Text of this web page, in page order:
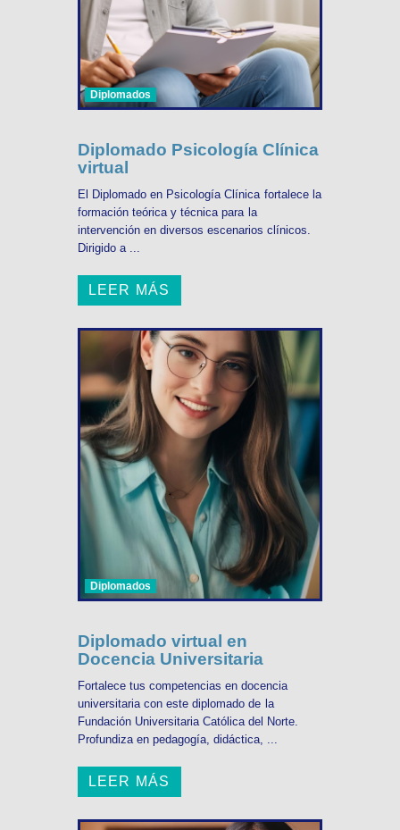
Diplomados
Diplomado Psicología Clínica
virtual
El Diplomado en Psicología Clínica fortalece la
formación teórica y técnica para la
intervención en diversos escenarios clínicos.
Dirigido a ...
LEER MÁS
Diplomados
Diplomado virtual en
Docencia Universitaria
Fortalece tus competencias en docencia
universitaria con este diplomado de la
Fundación Universitaria Católica del Norte.
Profundiza en pedagogía, didáctica, ...
LEER MÁS